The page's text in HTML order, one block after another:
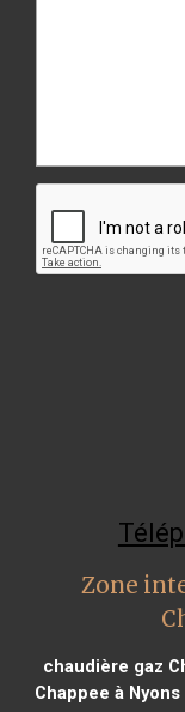
Zone
chaudière gaz
Chappee à Nyons